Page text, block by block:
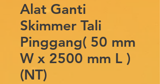
Alat Ganti
Skimmer Tali
Pinggang( 50 mm
W x 2500 mm L )
(NT)